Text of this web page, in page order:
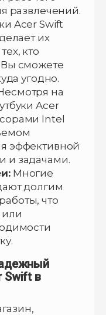
развлечений.
Acer Swift
их
кто
сможете
угодно.
на
Acer
Intel
эффективной
и задачами.
Многие
долгим
что
или
Swift в